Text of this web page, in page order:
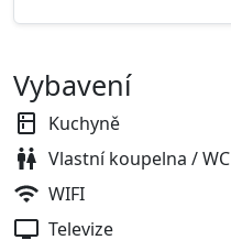
Vybavení
Kuchyně
Vlastní koupelna / WC
WIFI
Televize